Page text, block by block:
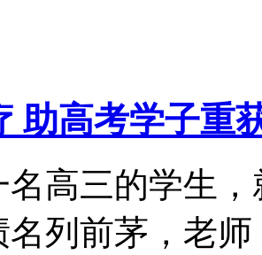
助高考学子重
名高三的学生
列前茅，老师